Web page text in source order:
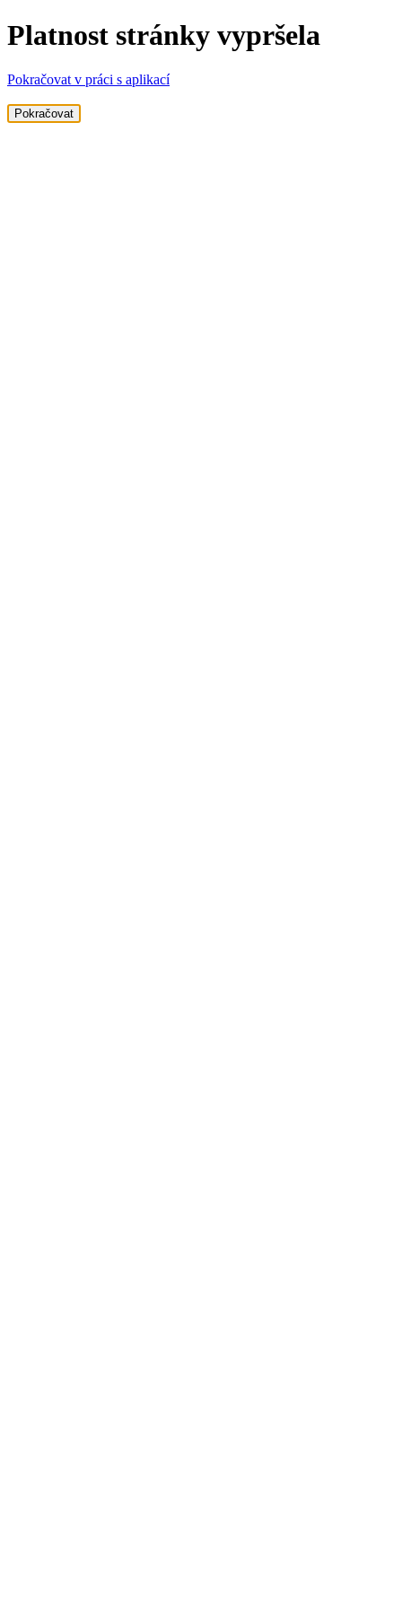
Platnost stránky vypršela
Pokračovat v práci s aplikací